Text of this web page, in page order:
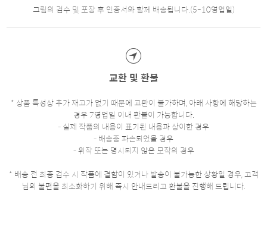
그림의 검수 및 포장 후 인증서와 함께 배송됩니다.(5~10영업일)
교환 및 환불
* 상품 특성상 추가 재고가 없기 때문에 교환이 불가하며, 아래 사항에 해당하는
경우 7영업일 이내 환불이 가능합니다.
- 실제 작품의 내용이 표기된 내용과 상이한 경우
- 배송중 파손되었을 경우
- 위작 또는 명시되지 않은 모작의 경우
* 배송 전 최종 검수 시 작품에 결함이 있거나 발송이 불가능한 상황일 경우, 고객
님의 불편을 최소화하기 위해 즉시 안내드리고 환불을 진행해 드립니다.